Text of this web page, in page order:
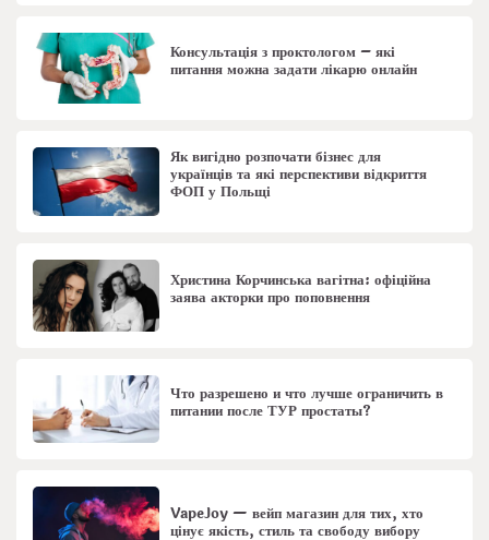
Консультація з проктологом – які
питання можна задати лікарю онлайн
Як вигідно розпочати бізнес для
українців та які перспективи відкриття
ФОП у Польщі
Христина Корчинська вагітна: офіційна
заява акторки про поповнення
Что разрешено и что лучше ограничить в
питании после ТУР простаты?
VapeJoy — вейп магазин для тих, хто
цінує якість, стиль та свободу вибору